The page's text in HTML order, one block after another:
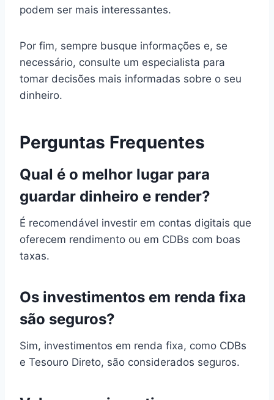
podem ser mais interessantes.
Por fim, sempre busque informações e, se
necessário, consulte um especialista para
tomar decisões mais informadas sobre o seu
dinheiro.
Perguntas Frequentes
Qual é o melhor lugar para
guardar dinheiro e render?
É recomendável investir em contas digitais que
oferecem rendimento ou em CDBs com boas
taxas.
Os investimentos em renda fixa
são seguros?
Sim, investimentos em renda fixa, como CDBs
e Tesouro Direto, são considerados seguros.